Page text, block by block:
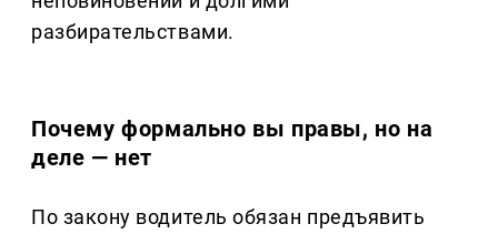
разбирательствами.
Почему формально вы правы, но на
деле — нет
По закону водитель обязан предъявить